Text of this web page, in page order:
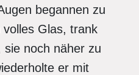
begannen zu
volles Glas, trank
noch näher zu
er mit